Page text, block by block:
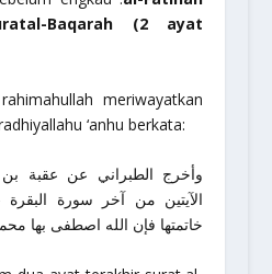
Baqarah (2 ayat
rahimahullah meriwayatkan
‘anhu berkata:
وأخرج الطبراني عن عقبة
الآيتين من آخر سورة
خاتمتها فإن الله اصطفى بها